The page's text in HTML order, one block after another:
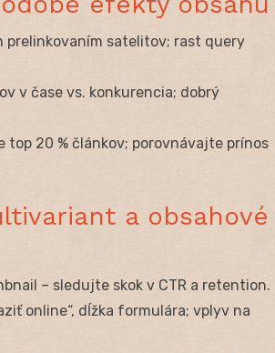
prelinkovaním satelitov; rast query
v čase vs. konkurencia; dobrý
top 20 % článkov; porovnávajte prínos
a obsahové
– sledujte skok v CTR a retention.
online“, dĺžka formulára; vplyv na